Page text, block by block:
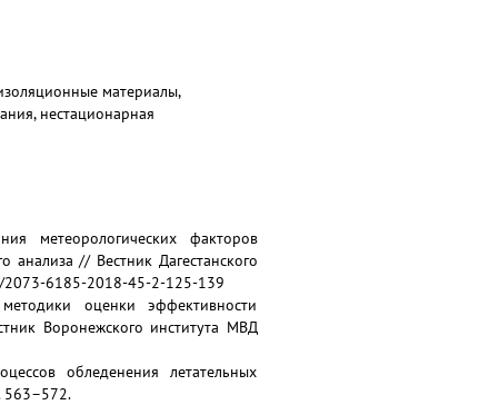
материалы,
нестационарная
метеорологических факторов
анализа // Вестник Дагестанского
2073-6185-2018-45-2-125-139
оценки эффективности
Воронежского института МВД
обледенения летательных
563–572.